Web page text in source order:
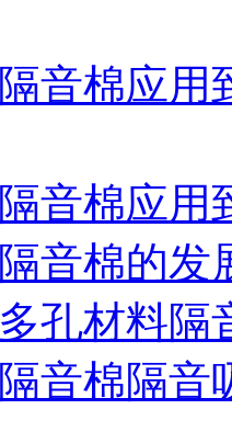
隔音棉应用
隔音棉应用
隔音棉的发
多孔材料隔
隔音棉隔音